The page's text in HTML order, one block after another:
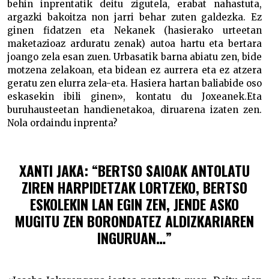
behin inprentatik deitu zigutela, erabat nahastuta,
argazki bakoitza non jarri behar zuten galdezka. Ez
ginen fidatzen eta Nekanek (hasierako urteetan
maketazioaz arduratu zenak) autoa hartu eta bertara
joango zela esan zuen. Urbasatik barna abiatu zen, bide
motzena zelakoan, eta bidean ez aurrera eta ez atzera
geratu zen elurra zela-eta. Hasiera hartan baliabide oso
eskasekin ibili ginen», kontatu du Joxeanek.Eta
buruhausteetan handienetakoa, diruarena izaten zen.
Nola ordaindu inprenta?
XANTI JAKA: “BERTSO SAIOAK ANTOLATU
ZIREN HARPIDETZAK LORTZEKO, BERTSO
ESKOLEKIN LAN EGIN ZEN, JENDE ASKO
MUGITU ZEN BORONDATEZ ALDIZKARIAREN
INGURUAN…”